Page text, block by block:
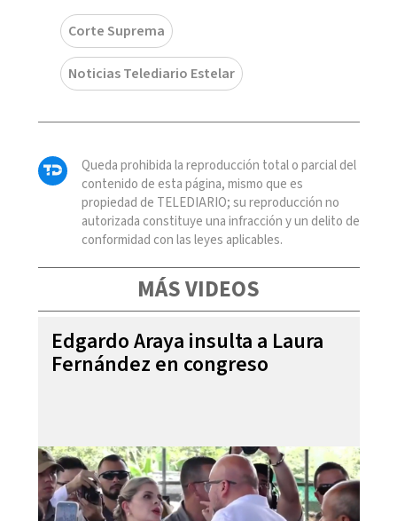
Corte Suprema
Noticias Telediario Estelar
Queda prohibida la reproducción total o parcial del
contenido de esta página, mismo que es
propiedad de TELEDIARIO; su reproducción no
autorizada constituye una infracción y un delito de
conformidad con las leyes aplicables.
MÁS VIDEOS
Edgardo Araya insulta a Laura
Fernández en congreso